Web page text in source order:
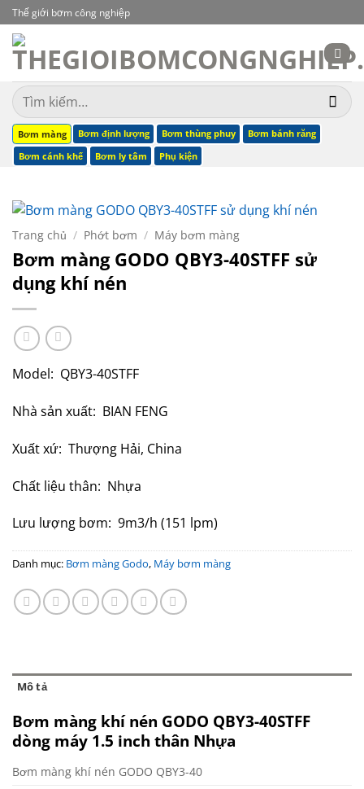
Bỏ
qua
nội
dung
Thế giới bơm công nghiệp
Tìm
kiếm:
Bơm màng Bơm định lượng Bơm thùng phuy
Bơm bánh răng
Bơm cánh khế
Bơm ly tâm Phụ kiện
Trang chủ / Phớt bơm / Máy bơm màng
Bơm màng GODO QBY3-40STFF sử
dụng khí nén
Model: QBY3-40STFF
Nhà sản xuất: BIAN FENG
Xuất xứ: Thượng Hải, China
Chất liệu thân: Nhựa
Lưu lượng bơm: 9m3/h (151 lpm)
Danh mục: Bơm màng Godo, Máy bơm màng
Mô tả
Bơm màng khí nén GODO QBY3-40STFF
dòng máy 1.5 inch thân Nhựa
Bơm màng khí nén GODO QBY3-40